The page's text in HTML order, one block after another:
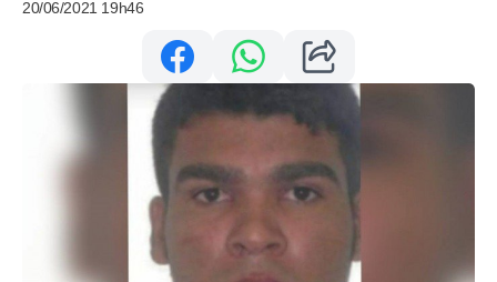
20/06/2021 19h46